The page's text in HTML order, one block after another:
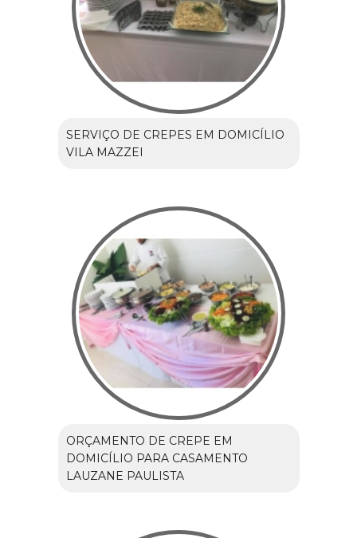
SERVIÇO DE CREPES EM DOMICÍLIO
VILA MAZZEI
ORÇAMENTO DE CREPE EM
DOMICÍLIO PARA CASAMENTO
LAUZANE PAULISTA